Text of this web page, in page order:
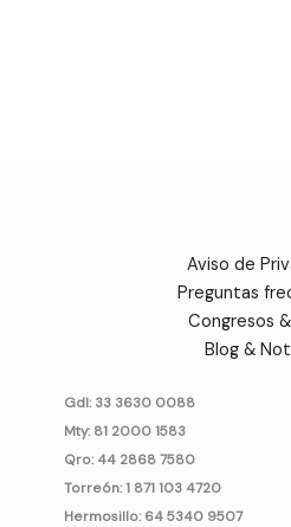
Aviso de
Preguntas
Congresos
Blog &
Gdl: 33 3630 0088
Mty: 81 2000 1583
Qro: 44 2868 7580
Torreón: 1 871 103 4720
Hermosillo: 64 5340 9507